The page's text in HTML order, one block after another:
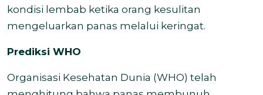
kondisi lembab ketika orang kesulitan
mengeluarkan panas melalui keringat.
Prediksi WHO
Organisasi Kesehatan Dunia (WHO) telah